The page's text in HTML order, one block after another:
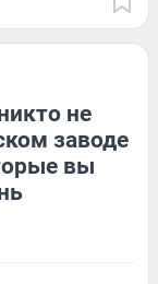
не
заводе
вы